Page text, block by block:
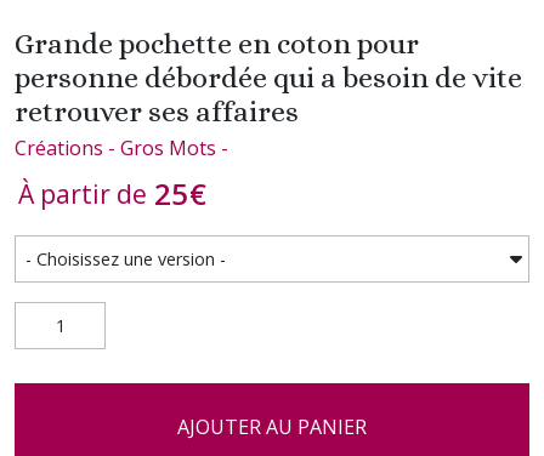
Grande pochette en coton pour
personne débordée qui a besoin de vite
retrouver ses affaires
Créations - Gros Mots -
À partir de 25€
AJOUTER AU PANIER